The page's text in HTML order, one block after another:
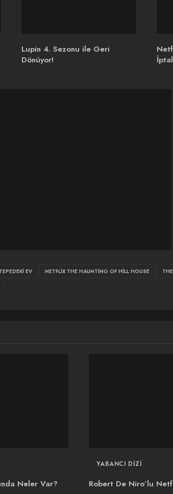
Lupin 4. Sezonu ile Geri
Dönüyor!
EV NETFLIX THE HAUNTING OF HILL HOUSE
Neler Var?
YABANCI DIZI
Robert De Niro’lu